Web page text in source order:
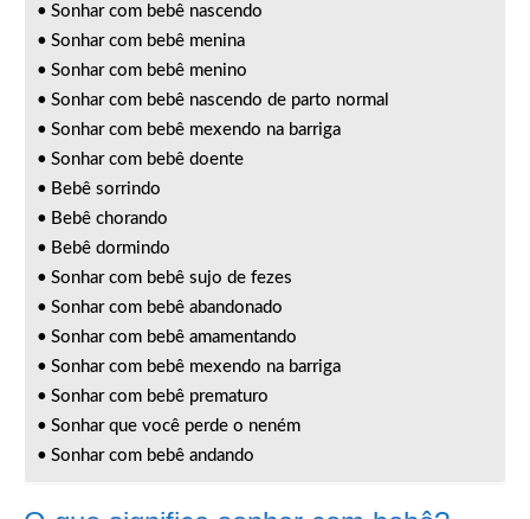
Sonhar com bebê nascendo
Sonhar com bebê menina
Sonhar com bebê menino
Sonhar com bebê nascendo de parto normal
Sonhar com bebê mexendo na barriga
Sonhar com bebê doente
Bebê sorrindo
Bebê chorando
Bebê dormindo
Sonhar com bebê sujo de fezes
Sonhar com bebê abandonado
Sonhar com bebê amamentando
Sonhar com bebê mexendo na barriga
Sonhar com bebê prematuro
Sonhar que você perde o neném
Sonhar com bebê andando